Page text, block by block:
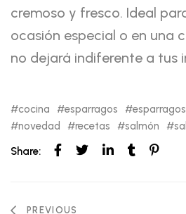
cremoso y fresco. Ideal
ocasión especial o en una
no dejará indiferente a tus
cocina esparragos
novedad
recetas salmón
Share:
PREVIOUS